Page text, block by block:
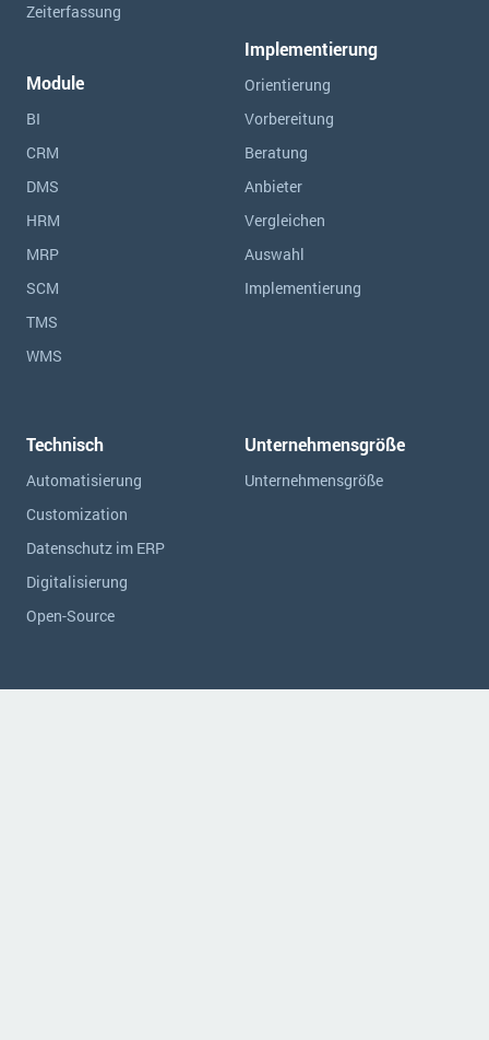
Zeiterfassung
Module
BI
CRM
DMS
HRM
MRP
SCM
TMS
WMS
Implementierung
Orientierung
Vorbereitung
Beratung
Anbieter
Vergleichen
Auswahl
Implementierung
Technisch
Automatisierung
Customization
Datenschutz im ERP
Digitalisierung
Open-Source
Unternehmensgröße
Unternehmensgröße